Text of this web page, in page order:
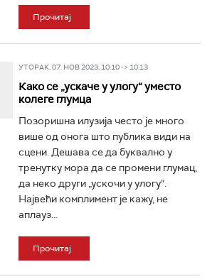
Прочитај
УТОРАК, 07. НОВ 2023, 10:10 -> 10:13
Како се „ускаче у улогу“ уместо
колеге глумца
Позоришна илузија често је много
више од онога што публика види на
сцени. Дешава се да буквално у
тренутку мора да се промени глумац,
да неко други „ускочи у улогу“.
Највећи комплимент је кажу, не
аплауз...
Прочитај